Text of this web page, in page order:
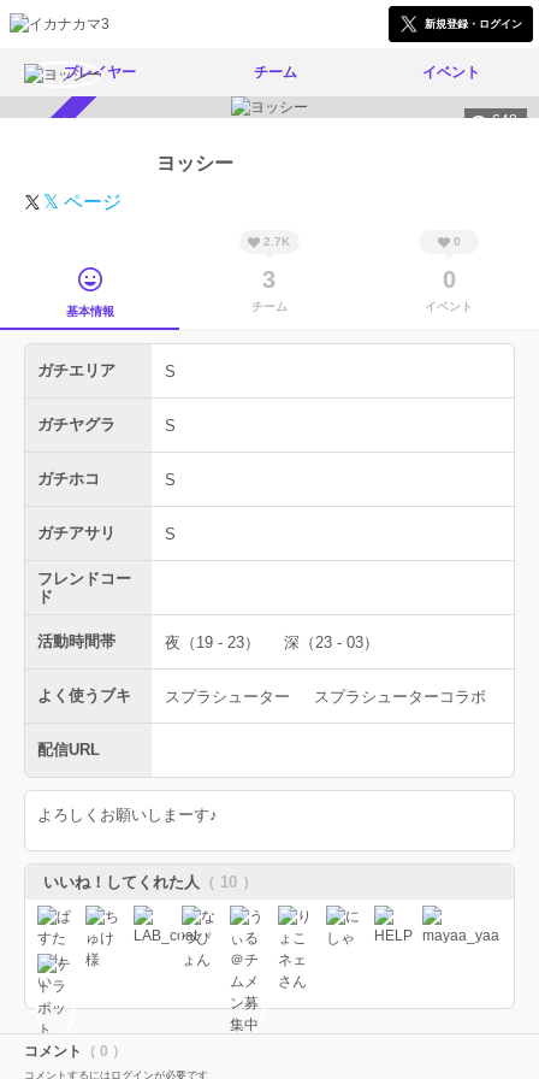
新規登録・ログイン
プレイヤー チーム イベント
648
ヨッシー
𝕏 ページ
基本情報
2.7K
3
チーム
0
0
イベント
ガチエリア S
ガチヤグラ S
ガチホコ S
ガチアサリ S
フレンドコー
ド
活動時間帯 夜（19 - 23） 深（23 - 03）
よく使うブキ スプラシューター スプラシューターコラボ
配信URL
よろしくお願いしまーす♪
いいね！してくれた人 （ 10 ）
コメント （ 0 ）
コメントするにはログインが必要です